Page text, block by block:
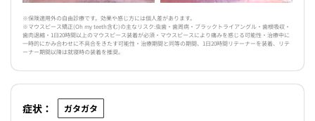
※保険適用外の自由診療です。効果や感じ方には個人差があります。
※マウスピース矯正(Oh my teeth含む)の主なリスク:虫歯・歯周病・ブラックトライアングル・歯根吸収・
歯肉退縮・1日20時間以上のマウスピース装着が必須・マウスピースにより痛みを感じる可能性・治療中に
一時的にかみ合わせに不具合をきたす可能性・治療期間と同等の期間、1日20時間リテーナーを装着、リテ
ーナー期間以降は就寝時の装着を推奨。
症状： ガタガタ